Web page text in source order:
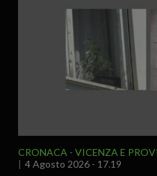
CRONACA
VICENZA E
4 Agosto 2026 - 17.19